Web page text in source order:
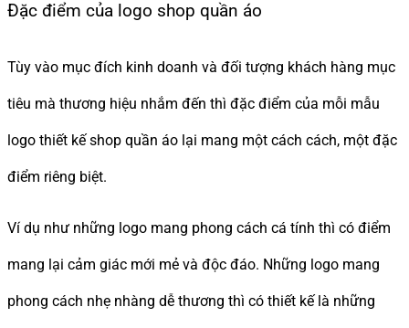
Đặc điểm của logo shop quần áo
Tùy vào mục đích kinh doanh và đối tượng khách hàng mục
tiêu mà thương hiệu nhắm đến thì đặc điểm của mỗi mẫu
logo thiết kế shop quần áo lại mang một cách cách, một đặc
điểm riêng biệt.
Ví dụ như những logo mang phong cách cá tính thì có điểm
mang lại cảm giác mới mẻ và độc đáo. Những logo mang
phong cách nhẹ nhàng dễ thương thì có thiết kế là những